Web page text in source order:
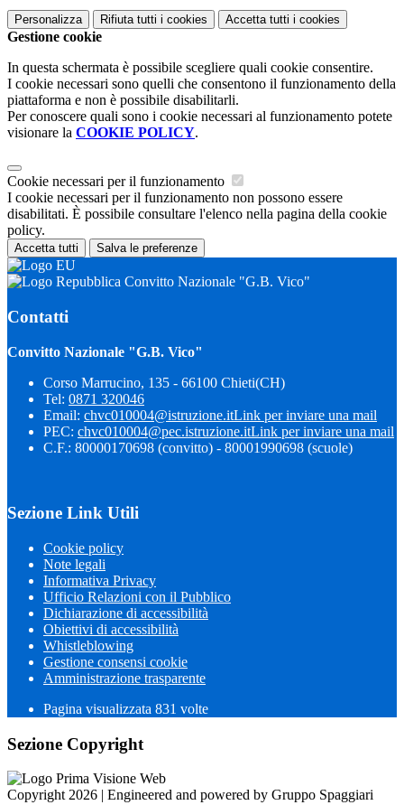
Personalizza Rifiuta tutti i cookies Accetta tutti i cookies
Gestione cookie
In questa schermata è possibile scegliere quali cookie consentire.
I cookie necessari sono quelli che consentono il funzionamento della
piattaforma e non è possibile disabilitarli.
Per conoscere quali sono i cookie necessari al funzionamento potete
visionare la COOKIE POLICY.
Cookie necessari per il funzionamento
I cookie necessari per il funzionamento non possono essere
disabilitati. È possibile consultare l'elenco nella pagina della cookie
policy.
Accetta tutti Salva le preferenze
Convitto Nazionale "G.B. Vico"
Contatti
Convitto Nazionale "G.B. Vico"
Corso Marrucino, 135 - 66100 Chieti(CH)
Tel: 0871 320046
Email: chvc010004@istruzione.itLink per inviare una mail
PEC: chvc010004@pec.istruzione.itLink per inviare una mail
C.F.: 80000170698 (convitto) - 80001990698 (scuole)
Sezione Link Utili
Cookie policy
Note legali
Informativa Privacy
Ufficio Relazioni con il Pubblico
Dichiarazione di accessibilità
Obiettivi di accessibilità
Whistleblowing
Gestione consensi cookie
Amministrazione trasparente
Pagina visualizzata 831 volte
Sezione Copyright
Copyright 2026 | Engineered and powered by Gruppo Spaggiari